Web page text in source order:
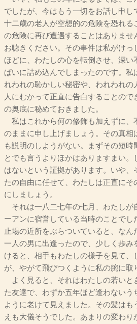
でしたが、今はもう一切をお話し申し
十二歳の老人が空想的の危険を恐れる
の危険に再び遭遇することはありませ
お聴きください。その事件は私がけっ
ほどに、わたしの心を転倒させ、深い
ぱいに詰め込んでしまったのです。私
れわれの恥かしい秘密や、われわれの
人にむかって正直に告白することの
の奥底に秘めておきました。
私はこれから何の修飾も加えずに、
のままに申し上げましょう。その真相
も説明のしようがない。まずその短時
とでも言うよりほかはありますまい
はないという証拠があります。いや、
たの自由に任せて、わたしは正直にそ
にしましょう。
それは一八二七年の七月、わたしが
ーアンに宿営している当時のことでし
止場の近所をぶらついていると、なん
一人の男に出逢ったので、少しく歩み
けると、相手もわたしの様子を見て、
が、やがて飛びつくように私の腕に取
よく見ると、それはわたしの若いと
た友達で、わずか五年ほど逢わないう
ように老けて見えました。その髪はも
えも大儀そうでした。あまりの変わり